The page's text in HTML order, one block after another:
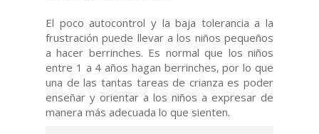
El poco autocontrol y la baja tolerancia a la
frustración puede llevar a los niños pequeños
a hacer berrinches. Es normal que los niños
entre 1 a 4 años hagan berrinches, por lo que
una de las tantas tareas de crianza es poder
enseñar y orientar a los niños a expresar de
manera más adecuada lo que sienten.